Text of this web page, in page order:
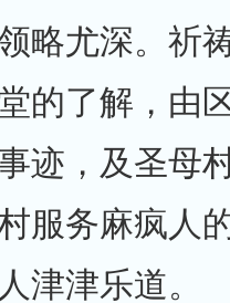
略尤深。祈
的了解，由
迹，及圣母
服务麻疯人
津津乐道。